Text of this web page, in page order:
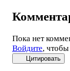
Пока нет
Войдите, чтобы
Цитировать